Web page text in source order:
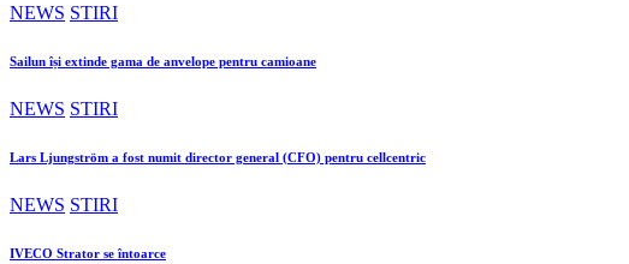
NEWS STIRI
Sailun își extinde gama de anvelope pentru camioane
NEWS STIRI
Lars Ljungström a fost numit director general (CFO) pentru cellcentric
NEWS STIRI
IVECO Strator se întoarce